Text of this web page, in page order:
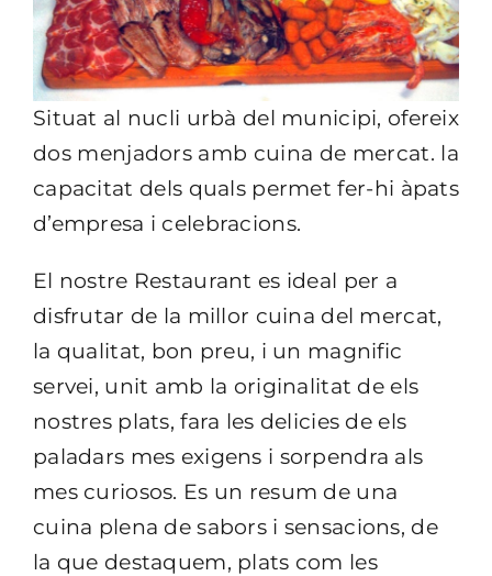
Situat al nucli urbà del municipi, ofereix
dos menjadors amb cuina de mercat. la
capacitat dels quals permet fer-hi àpats
d’empresa i celebracions.
El nostre Restaurant es ideal per a
disfrutar de la millor cuina del mercat,
la qualitat, bon preu, i un magnific
servei, unit amb la originalitat de els
nostres plats, fara les delicies de els
paladars mes exigens i sorpendra als
mes curiosos. Es un resum de una
cuina plena de sabors i sensacions, de
la que destaquem, plats com les